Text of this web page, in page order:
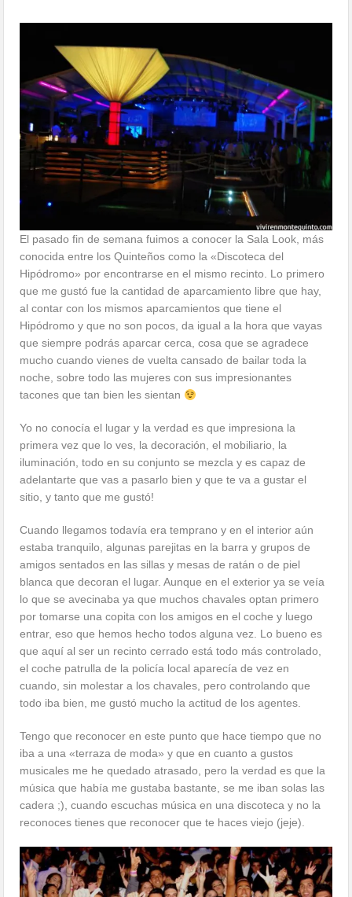
El pasado fin de semana fuimos a conocer la Sala Look, más
conocida entre los Quinteños como la «Discoteca del
Hipódromo» por encontrarse en el mismo recinto. Lo primero
que me gustó fue la cantidad de aparcamiento libre que hay,
al contar con los mismos aparcamientos que tiene el
Hipódromo y que no son pocos, da igual a la hora que vayas
que siempre podrás aparcar cerca, cosa que se agradece
mucho cuando vienes de vuelta cansado de bailar toda la
noche, sobre todo las mujeres con sus impresionantes
tacones que tan bien les sientan
Yo no conocía el lugar y la verdad es que impresiona la
primera vez que lo ves, la decoración, el mobiliario, la
iluminación, todo en su conjunto se mezcla y es capaz de
adelantarte que vas a pasarlo bien y que te va a gustar el
sitio, y tanto que me gustó!
Cuando llegamos todavía era temprano y en el interior aún
estaba tranquilo, algunas parejitas en la barra y grupos de
amigos sentados en las sillas y mesas de ratán o de piel
blanca que decoran el lugar. Aunque en el exterior ya se veía
lo que se avecinaba ya que muchos chavales optan primero
por tomarse una copita con los amigos en el coche y luego
entrar, eso que hemos hecho todos alguna vez. Lo bueno es
que aquí al ser un recinto cerrado está todo más controlado,
el coche patrulla de la policía local aparecía de vez en
cuando, sin molestar a los chavales, pero controlando que
todo iba bien, me gustó mucho la actitud de los agentes.
Tengo que reconocer en este punto que hace tiempo que no
iba a una «terraza de moda» y que en cuanto a gustos
musicales me he quedado atrasado, pero la verdad es que la
música que había me gustaba bastante, se me iban solas las
cadera ;), cuando escuchas música en una discoteca y no la
reconoces tienes que reconocer que te haces viejo (jeje).